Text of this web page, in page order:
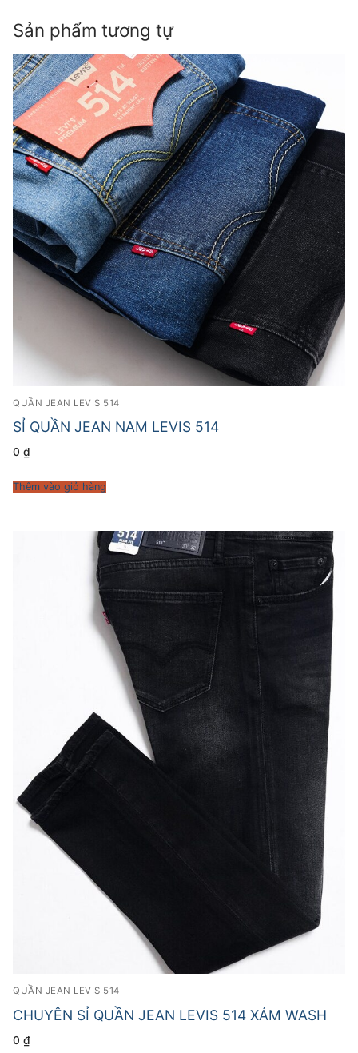
Sản phẩm tương tự
QUẦN JEAN LEVIS 514
SỈ QUẦN JEAN NAM LEVIS 514
0 ₫
Thêm vào giỏ hàng
QUẦN JEAN LEVIS 514
CHUYÊN SỈ QUẦN JEAN LEVIS 514 XÁM WASH
0 ₫